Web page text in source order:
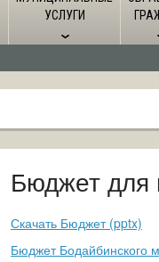
УСЛУГИ
Бюджет для
Скачать Бюджет (pptx)
Бюджет Бодайбинского